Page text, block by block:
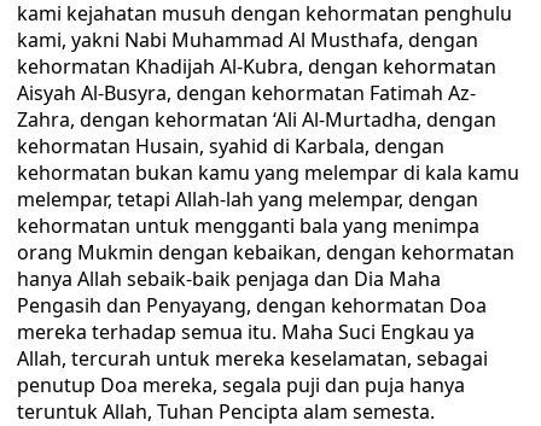
kami kejahatan musuh dengan kehormatan penghulu
kami, yakni Nabi Muhammad Al Musthafa, dengan
kehormatan Khadijah Al-Kubra, dengan kehormatan
Aisyah Al-Busyra, dengan kehormatan Fatimah Az-
Zahra, dengan kehormatan ‘Ali Al-Murtadha, dengan
kehormatan Husain, syahid di Karbala, dengan
kehormatan bukan kamu yang melempar di kala kamu
melempar, tetapi Allah-lah yang melempar, dengan
kehormatan untuk mengganti bala yang menimpa
orang Mukmin dengan kebaikan, dengan kehormatan
hanya Allah sebaik-baik penjaga dan Dia Maha
Pengasih dan Penyayang, dengan kehormatan Doa
mereka terhadap semua itu. Maha Suci Engkau ya
Allah, tercurah untuk mereka keselamatan, sebagai
penutup Doa mereka, segala puji dan puja hanya
teruntuk Allah, Tuhan Pencipta alam semesta.